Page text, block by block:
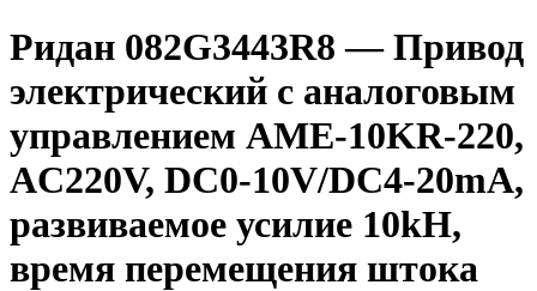
Ридан 082G3443R8 — Привод
электрический с аналоговым
управлением AME-10KR-220,
AC220V, DC0-10V/DC4-20mA,
развиваемое усилие 10kH,
время перемещения штока